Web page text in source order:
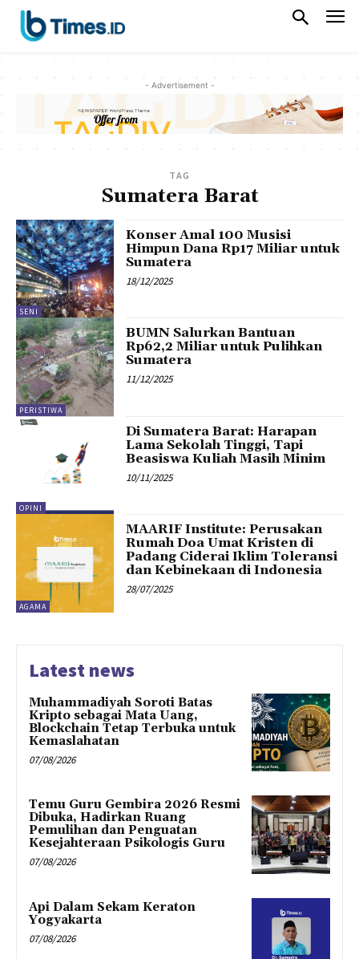
- Advertisement -
TAG
Sumatera Barat
SENI
Konser Amal 100 Musisi
Himpun Dana Rp17 Miliar untuk
Sumatera
18/12/2025
PERISTIWA
BUMN Salurkan Bantuan
Rp62,2 Miliar untuk Pulihkan
Sumatera
11/12/2025
OPINI
Di Sumatera Barat: Harapan
Lama Sekolah Tinggi, Tapi
Beasiswa Kuliah Masih Minim
10/11/2025
AGAMA
MAARIF Institute: Perusakan
Rumah Doa Umat Kristen di
Padang Ciderai Iklim Toleransi
dan Kebinekaan di Indonesia
28/07/2025
Latest news
Muhammadiyah Soroti Batas
Kripto sebagai Mata Uang,
Blockchain Tetap Terbuka untuk
Kemaslahatan
07/08/2026
Temu Guru Gembira 2026 Resmi
Dibuka, Hadirkan Ruang
Pemulihan dan Penguatan
Kesejahteraan Psikologis Guru
07/08/2026
Api Dalam Sekam Keraton
Yogyakarta
07/08/2026